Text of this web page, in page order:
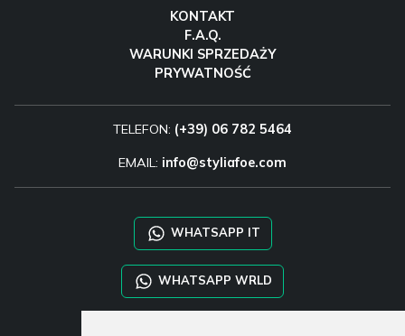
KONTAKT
F.A.Q.
WARUNKI SPRZEDAŻY
PRYWATNOŚĆ
TELEFON: (+39) 06 782 5464
EMAIL: info@styliafoe.com
WHATSAPP IT
WHATSAPP WRLD